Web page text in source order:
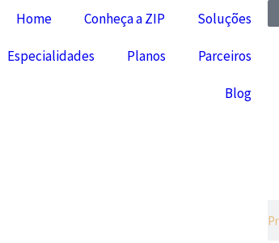
Home Conheça a ZIP Soluções
Especialidades Planos Parceiros
Blog